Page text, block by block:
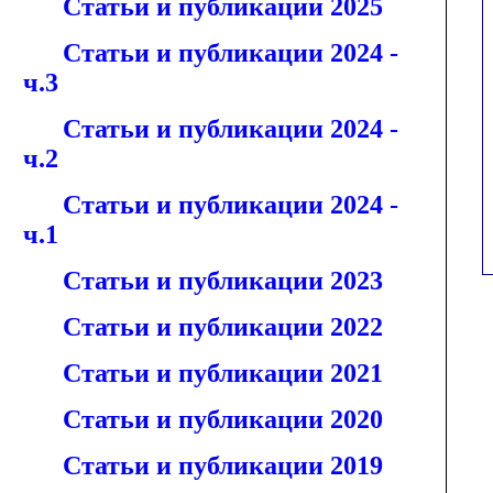
Статьи и публикации 2025
Статьи и публикации 2024 -
ч.3
Статьи и публикации 2024 -
ч.2
Статьи и публикации 2024 -
ч.1
Статьи и публикации 2023
Статьи и публикации 2022
Статьи и публикации 2021
Статьи и публикации 2020
Статьи и публикации 2019